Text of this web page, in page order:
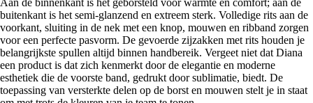
buitenkant is het semi-glanzend en extreem sterk. Volledige rits aan de
voorkant, sluiting in de nek met een knop, mouwen en ribband zorgen
voor een perfecte pasvorm. De gevoerde zijzakken met rits houden je
belangrijkste spullen altijd binnen handbereik. Vergeet niet dat Diana
een product is dat zich kenmerkt door de elegantie en moderne
esthetiek die de voorste band, gedrukt door sublimatie, biedt. De
toepassing van versterkte delen op de borst en mouwen stelt je in staat